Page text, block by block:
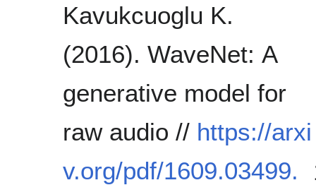
Kavukcuoglu K.
(2016). WaveNet: A
generative model for
raw audio // https://arxi
v.org/pdf/1609.03499.